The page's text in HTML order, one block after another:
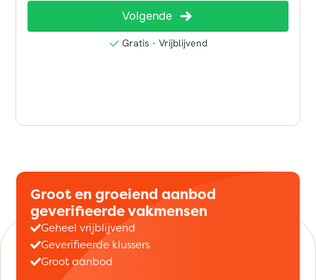
Groot en groeiend aanbod
geverifieerde vakmensen
Geheel vrijblijvend
Geverifieerde klussers
Groot aanbod